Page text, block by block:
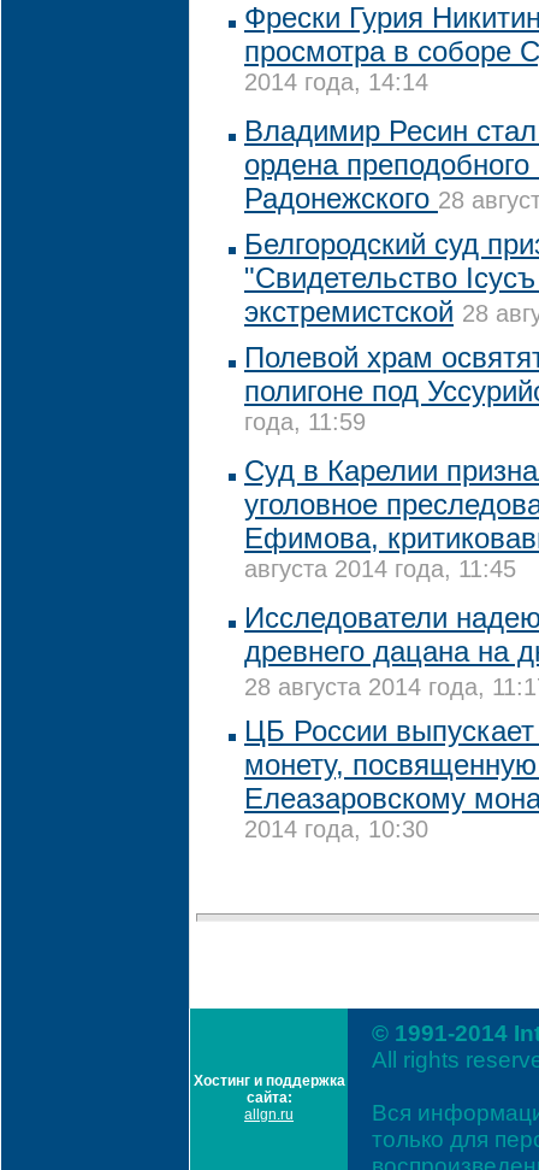
Фрески Гурия
просмотра в соборе
2014 года, 14:14
Владимир Ресин
ордена
Радонежского 28
Белгородский суд
"Свидетельство
экстремистской 28
Полевой храм
полигоне под
года, 11:59
Суд в Карелии
уголовное
Ефимова,
августа 2014 года, 11:45
Исследователи
древнего дацана на
28 августа 2014 года,
ЦБ России
монету,
Елеазаровскому
2014 года, 10:30
Хостинг и поддержка
сайта:
allgn.ru
© 1991-2014
All rights
Вся
только для